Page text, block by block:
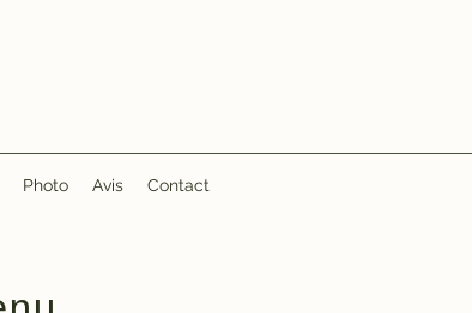
Photo Avis Contact